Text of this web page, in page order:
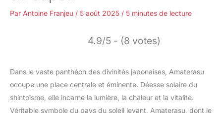
Par Antoine Franjeu / 5 août 2025 / 5 minutes de lecture
4.9/5 - (8 votes)
Dans le vaste panthéon des divinités japonaises, Amaterasu
occupe une place centrale et éminente. Déesse solaire du
shintoïsme, elle incarne la lumière, la chaleur et la vitalité.
Véritable symbole du pays du soleil levant, Amaterasu, dont le